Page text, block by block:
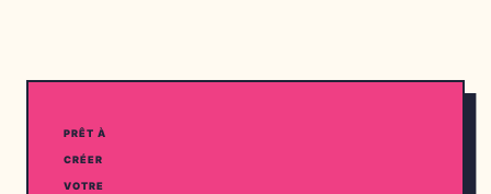
PRÊT À
CRÉER
VOTRE